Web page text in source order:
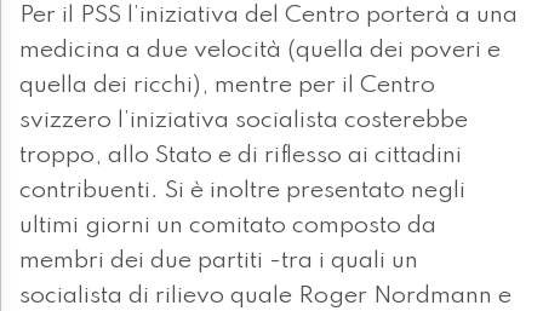
Per il PSS l’iniziativa del Centro porterà a una
medicina a due velocità (quella dei poveri e
quella dei ricchi), mentre per il Centro
svizzero l’iniziativa socialista costerebbe
troppo, allo Stato e di riflesso ai cittadini
contribuenti. Si è inoltre presentato negli
ultimi giorni un comitato composto da
membri dei due partiti -tra i quali un
socialista di rilievo quale Roger Nordmann e